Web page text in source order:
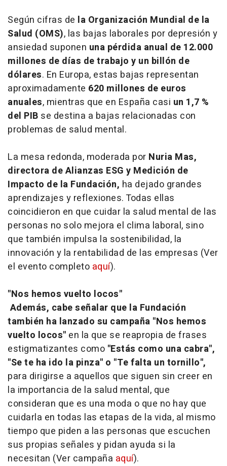
Según cifras de la Organización Mundial de la
Salud (OMS), las bajas laborales por depresión y
ansiedad suponen una pérdida anual de 12.000
millones de días de trabajo y un billón de
dólares. En Europa, estas bajas representan
aproximadamente 620 millones de euros
anuales, mientras que en España casi un 1,7 %
del PIB se destina a bajas relacionadas con
problemas de salud mental.
La mesa redonda, moderada por Nuria Mas,
directora de Alianzas ESG y Medición de
Impacto de la Fundación, ha dejado grandes
aprendizajes y reflexiones. Todas ellas
coincidieron en que cuidar la salud mental de las
personas no solo mejora el clima laboral, sino
que también impulsa la sostenibilidad, la
innovación y la rentabilidad de las empresas (Ver
el evento completo aquí).
"Nos hemos vuelto locos"
Además, cabe señalar que la Fundación
también ha lanzado su campaña "Nos hemos
vuelto locos" en la que se reapropia de frases
estigmatizantes como "Estás como una cabra",
"Se te ha ido la pinza" o "Te falta un tornillo",
para dirigirse a aquellos que siguen sin creer en
la importancia de la salud mental, que
consideran que es una moda o que no hay que
cuidarla en todas las etapas de la vida, al mismo
tiempo que piden a las personas que escuchen
sus propias señales y pidan ayuda si la
necesitan (Ver campaña aquí).